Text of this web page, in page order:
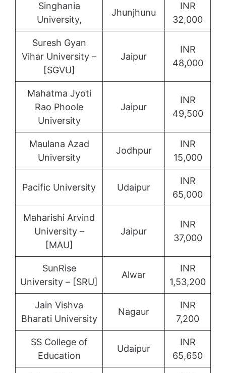
Singhania
University,
Jhunjhunu
INR
32,000
Suresh Gyan
Vihar University –
[SGVU]
Jaipur
INR
48,000
Mahatma Jyoti
Rao Phoole
University
Jaipur
INR
49,500
Maulana Azad
University
Jodhpur
INR
15,000
Pacific University Udaipur
INR
65,000
Maharishi Arvind
University –
[MAU]
Jaipur
INR
37,000
SunRise
University – [SRU]
Alwar
INR
1,53,200
Jain Vishva
Bharati University
Nagaur
INR
7,200
SS College of
Education
Udaipur
INR
65,650